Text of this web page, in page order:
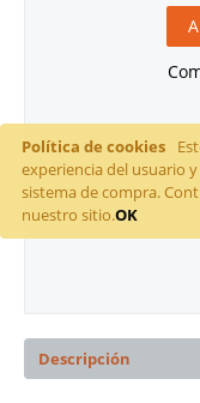
Política de cookies
experiencia del usuario
sistema de compra.
nuestro sitio.OK
Descripción